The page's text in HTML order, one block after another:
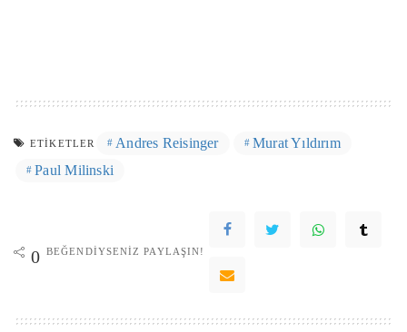
ETIKETLER Andres Reisinger
Murat Yıldırım
Paul Milinski
0 BEĞENDIYSENIZ PAYLAŞIN!